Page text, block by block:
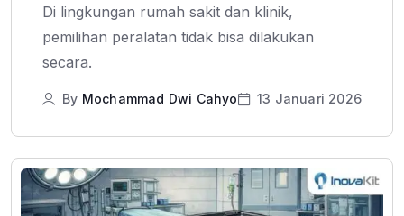
Di lingkungan rumah sakit dan klinik,
pemilihan peralatan tidak bisa dilakukan
secara.
By Mochammad Dwi Cahyo 13 Januari 2026